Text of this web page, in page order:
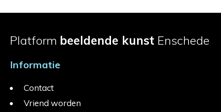
Platform beeldende kunst Enschede
Informatie
Contact
Vriend worden